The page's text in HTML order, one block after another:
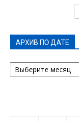
АРХИВ ПО ДАТЕ
АРХИВ
ПО